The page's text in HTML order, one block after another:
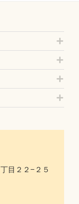
目２２−２５